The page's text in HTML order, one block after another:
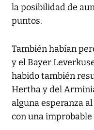
la posibilidad de
puntos.
También habían
y el Bayer
habido también
Hertha y del
alguna esperanza
con una